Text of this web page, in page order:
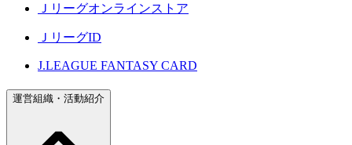
Ｊリーグオンラインストア
ＪリーグID
J.LEAGUE FANTASY CARD
運営組織・活動紹介